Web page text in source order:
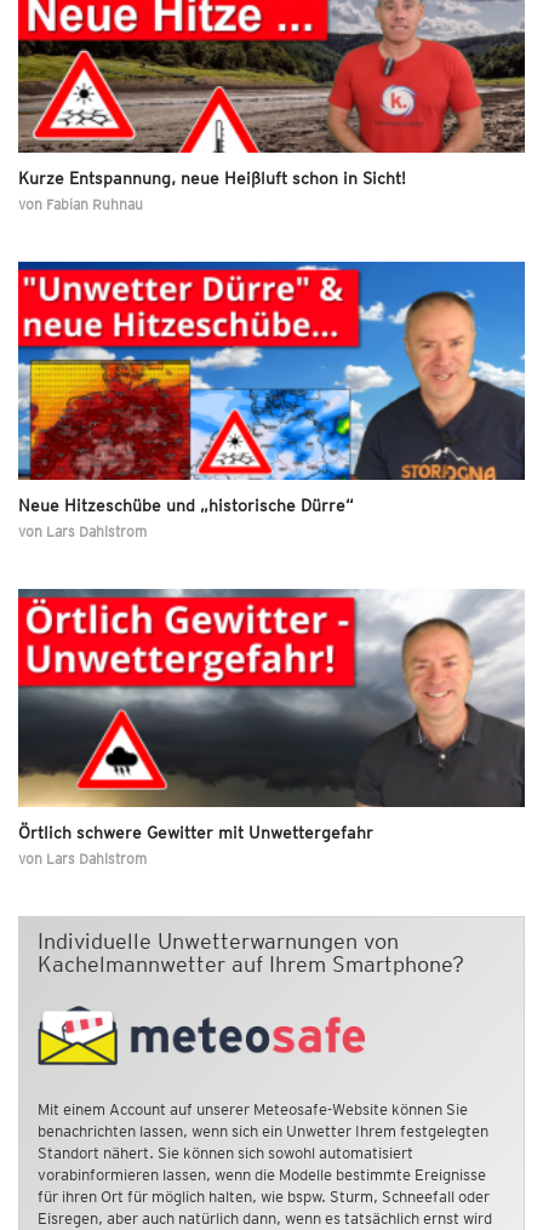
Kurze Entspannung, neue Heißluft schon in Sicht!
von Fabian Ruhnau
Neue Hitzeschübe und „historische Dürre“
von Lars Dahlstrom
Örtlich schwere Gewitter mit Unwettergefahr
von Lars Dahlstrom
Individuelle Unwetterwarnungen von
Kachelmannwetter auf Ihrem Smartphone?
Mit einem Account auf unserer Meteosafe-Website können Sie
benachrichten lassen, wenn sich ein Unwetter Ihrem festgelegten
Standort nähert. Sie können sich sowohl automatisiert
vorabinformieren lassen, wenn die Modelle bestimmte Ereignisse
für ihren Ort für möglich halten, wie bspw. Sturm, Schneefall oder
Eisregen, aber auch natürlich dann, wenn es tatsächlich ernst wird